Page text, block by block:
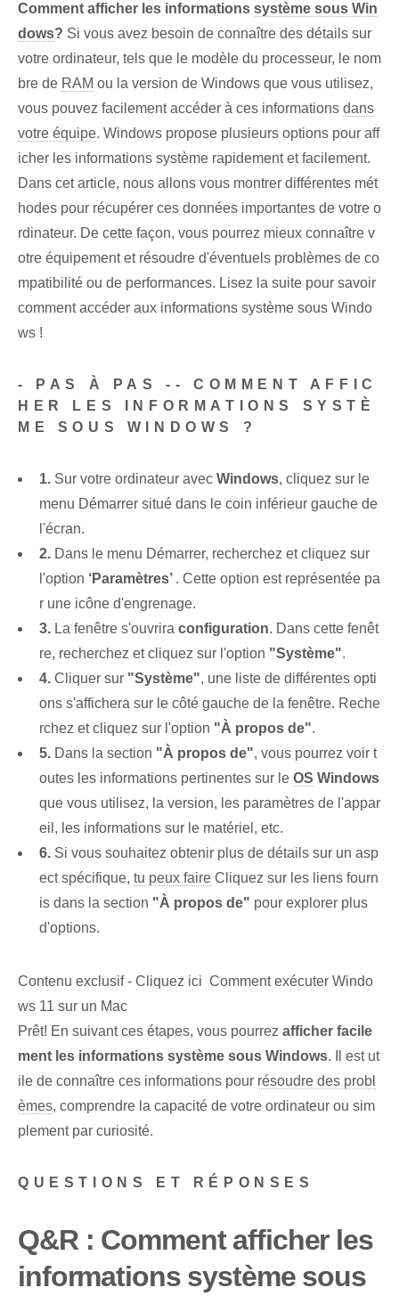
Comment afficher les informations système sous Win
dows? Si vous avez besoin de connaître des détails sur
votre ordinateur, tels que le modèle du processeur, le nom
bre de RAM ou la version de Windows que vous utilisez,
vous pouvez facilement accéder à ces informations dans
votre équipe. Windows propose plusieurs options pour aff
icher les informations système rapidement et facilement.
Dans cet article, nous allons vous montrer différentes mét
hodes pour récupérer ces données importantes de votre o
rdinateur. De cette façon, vous pourrez mieux connaître v
otre équipement et résoudre d'éventuels problèmes de co
mpatibilité ou de performances. Lisez la suite pour savoir
comment accéder aux informations système sous Windo
ws !
-
PAS À PAS -- COMMENT AFFIC
HER LES INFORMATIONS SYSTÈ
ME SOUS WINDOWS ?
1. Sur votre ordinateur avec Windows, cliquez sur le
menu Démarrer situé dans le coin inférieur gauche de
l'écran.
2. Dans le menu Démarrer, recherchez et cliquez sur
l'option ‘Paramètres’ . Cette option est représentée pa
r une icône d'engrenage.
3. La fenêtre s'ouvrira configuration. Dans cette fenêt
re, recherchez et cliquez sur l'option "Système".
4. Cliquer sur "Système", une liste de différentes opti
ons s'affichera sur le côté gauche de la fenêtre. Reche
rchez et cliquez sur l'option "À propos de".
5. Dans la section "À propos de", vous pourrez voir t
outes les informations pertinentes sur le OS Windows
que vous utilisez, la version, les paramètres de l'appar
eil, les informations sur le matériel, etc.
6. Si vous souhaitez obtenir plus de détails sur un asp
ect spécifique, tu peux faire Cliquez sur les liens fourn
is dans la section "À propos de" pour explorer plus
d'options.
Contenu exclusif - Cliquez ici Comment exécuter Windo
ws 11 sur un Mac
Prêt! En suivant ces étapes, vous pourrez afficher facile
ment les informations système sous Windows. Il est ut
ile de connaître ces informations pour résoudre des probl
èmes, comprendre la capacité de votre ordinateur ou sim
plement par curiosité.
QUESTIONS ET RÉPONSES
Q&R : Comment afficher les
informations système sous